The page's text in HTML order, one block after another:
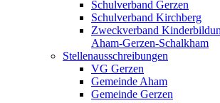
Schulverband Gerzen
Schulverband Kirchberg
Zweckverband
Aham-Gerzen-Schalkham
Stellenausschreibungen
VG Gerzen
Gemeinde Aham
Gemeinde Gerzen